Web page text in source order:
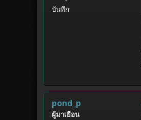
บันทึก
pond_p
ผู้มาเยือน